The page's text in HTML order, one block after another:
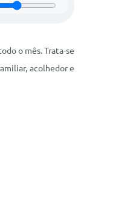
o mês. Trata-se
acolhedor e